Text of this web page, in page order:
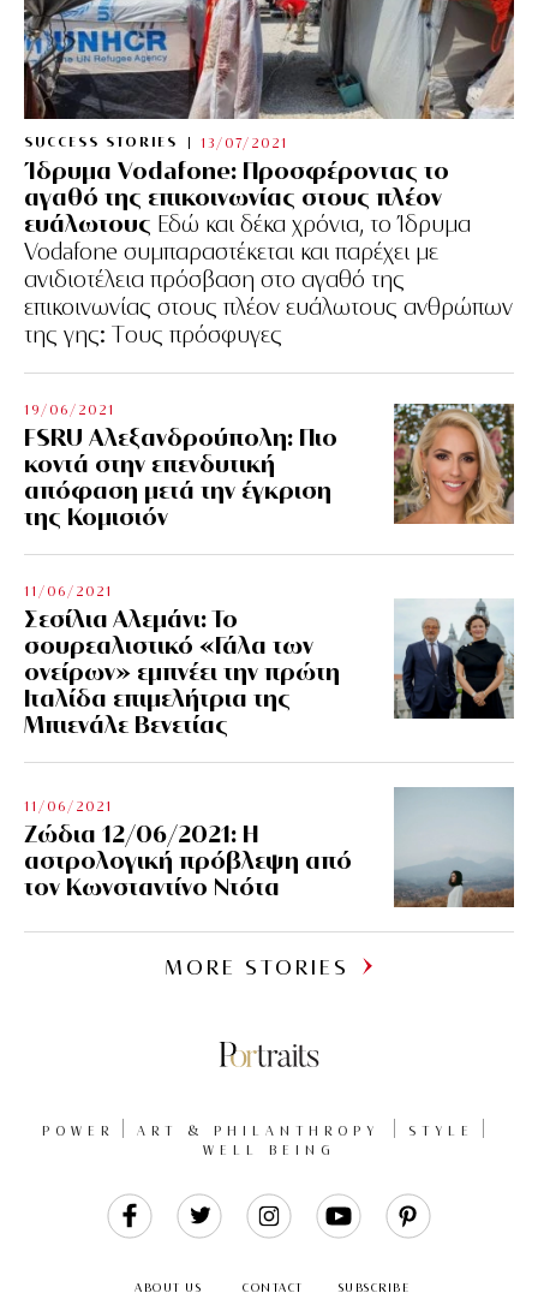
SUCCESS STORIES 13/07/2021
Ίδρυμα Vodafone: Προσφέροντας το
αγαθό της επικοινωνίας στους πλέον
ευάλωτους Εδώ και δέκα χρόνια, το Ίδρυμα
Vodafone συμπαραστέκεται και παρέχει με
ανιδιοτέλεια πρόσβαση στο αγαθό της
επικοινωνίας στους πλέον ευάλωτους ανθρώπων
της γης: Tους πρόσφυγες
19/06/2021
FSRU Αλεξανδρούπολη: Πιο
κοντά στην επενδυτική
απόφαση μετά την έγκριση
της Κομισιόν
11/06/2021
Σεσίλια Αλεμάνι: Το
σουρεαλιστικό «Γάλα των
ονείρων» εμπνέει την πρώτη
Ιταλίδα επιμελήτρια της
Μπιενάλε Βενετίας
11/06/2021
Ζώδια 12/06/2021: Η
αστρολογική πρόβλεψη από
τον Κωνσταντίνο Ντότα
MORE STORIES
POWER ART & PHILANTHROPY
STYLE
WELL BEING
ABOUT US CONTACT SUBSCRIBE